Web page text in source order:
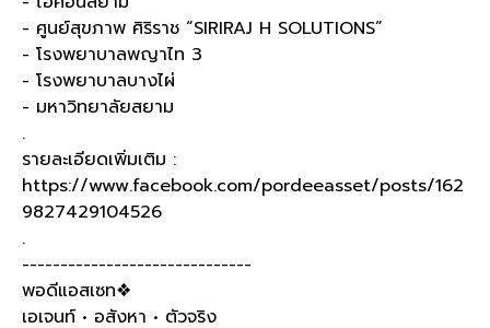
- ศูนย์สุขภาพ ศิริราช “SIRIRAJ H SOLUTIONS”
- โรงพยาบาลพญาไท 3
- โรงพยาบาลบางไผ่
- มหาวิทยาลัยสยาม
.
รายละเอียดเพิ่มเติม :
https://www.facebook.com/pordeeasset/posts/162
9827429104526
.
------------------------------
พอดีแอสเซท❖
เอเจนท์ • อสังหา • ตัวจริง